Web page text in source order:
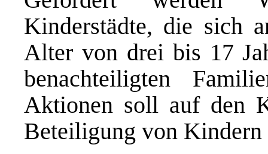
Kinderstädte, die sich
Alter von drei bis 17
benachteiligten
Aktionen soll auf den
Beteiligung von Kindern